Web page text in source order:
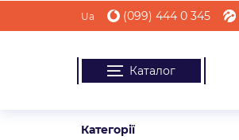
Ua (099) 444 0 345
Каталог
Категорії